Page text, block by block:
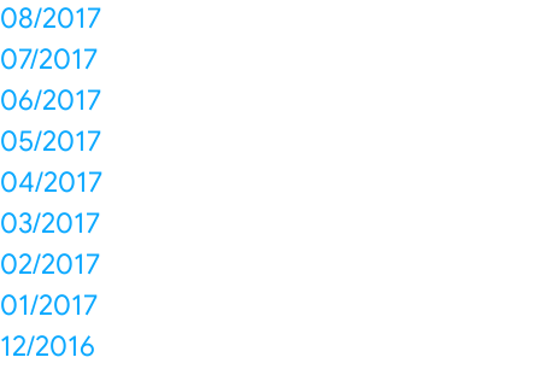
08/2017
07/2017
06/2017
05/2017
04/2017
03/2017
02/2017
01/2017
12/2016